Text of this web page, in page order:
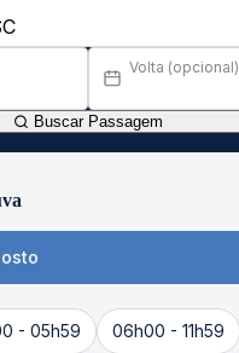
Volta (opcional)
Buscar Passagem
- 05h59 06h00 - 11h59